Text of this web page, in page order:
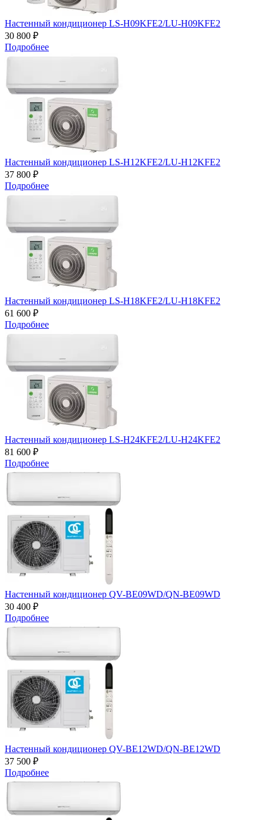
Настенный кондиционер LS-H09KFE2/LU-H09KFE2
30 800 ₽
Подробнее
Настенный кондиционер LS-H12KFE2/LU-H12KFE2
37 800 ₽
Подробнее
Настенный кондиционер LS-H18KFE2/LU-H18KFE2
61 600 ₽
Подробнее
Настенный кондиционер LS-H24KFE2/LU-H24KFE2
81 600 ₽
Подробнее
Настенный кондиционер QV-BE09WD/QN-BE09WD
30 400 ₽
Подробнее
Настенный кондиционер QV-BE12WD/QN-BE12WD
37 500 ₽
Подробнее